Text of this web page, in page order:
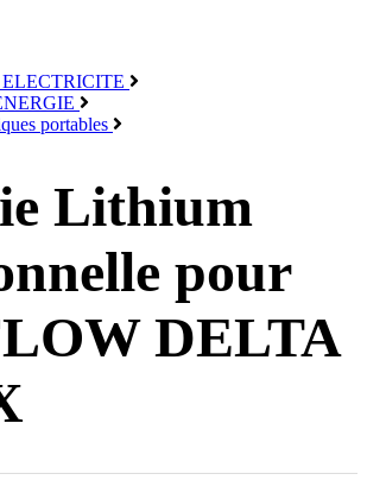
portables
Lithium
pour
DELTA